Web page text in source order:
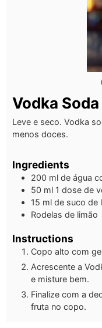
Vodka Soda
Leve e seco. Vodka
menos doces.
Ingredients
200 ml de água
50 ml 1 dose de
15 ml de suco de
Rodelas de limão
Instructions
Copo alto com
Acrescente a
e misture bem.
Finalize com a
fruta no copo.